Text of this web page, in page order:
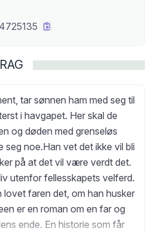
tar sønnen ham med seg til
i havgapet. Her skal de
og døden med grenseløs
seg noe.Han vet det ikke vil bli
på at det vil være verdt det.
utenfor fellesskapets velferd.
lovet faren det, om han husker
er en roman om en far og
ende. En historie som får